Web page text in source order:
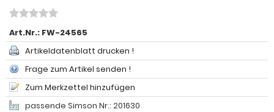
Art.Nr.: FW-24565
Artikeldatenblatt drucken !
Frage zum Artikel senden !
Zum Merkzettel hinzufügen
passende Simson Nr.: 201630